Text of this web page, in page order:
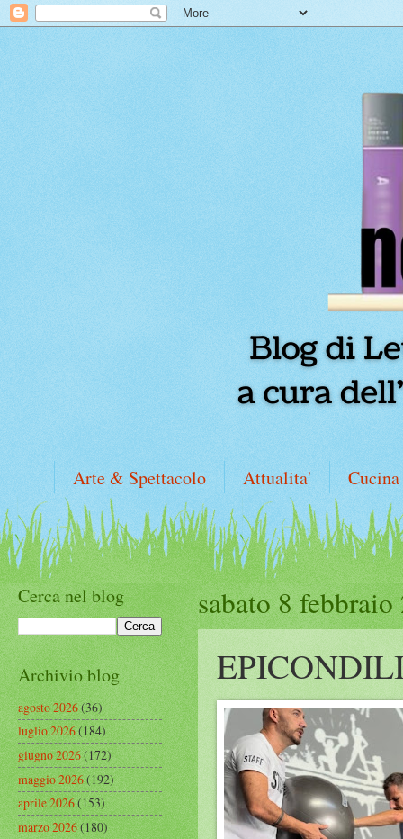
Arte & Spettacolo Attualita' Cucina
sabato 8 febbraio
Cerca nel blog
Archivio blog
agosto 2026(36)
luglio 2026(184)
giugno 2026(172)
maggio 2026(192)
aprile 2026(153)
marzo 2026(180)